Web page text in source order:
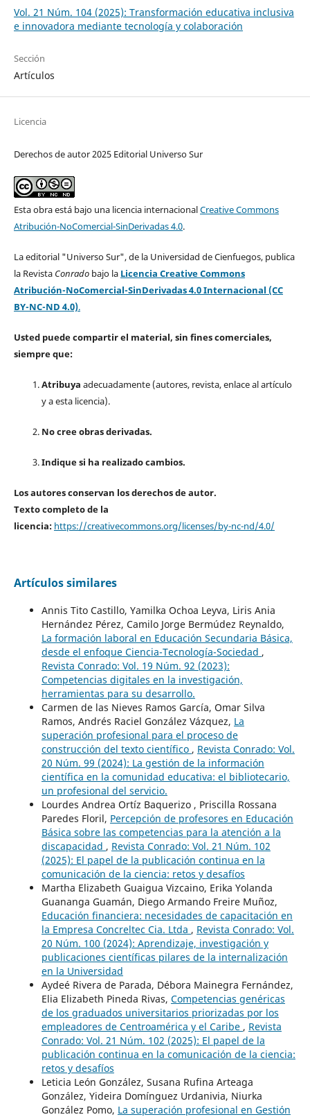
Vol. 21 Núm. 104 (2025): Transformación educativa inclusiva
e innovadora mediante tecnología y colaboración
Sección
Artículos
Licencia
Derechos de autor 2025 Editorial Universo Sur
Esta obra está bajo una licencia internacionalCreative Commons
Atribución-NoComercial-SinDerivadas 4.0.
La editorial "Universo Sur", de la Universidad de Cienfuegos, publica
la Revista Conradobajo la Licencia Creative Commons
Atribución-NoComercial-SinDerivadas 4.0 Internacional (CC
BY-NC-ND 4.0).
Usted puede compartir el material, sin fines comerciales,
siempre que:
Atribuya adecuadamente (autores, revista, enlace al artículo
y a esta licencia).
No cree obras derivadas.
Indique si ha realizado cambios.
Los autores conservan los derechos de autor.
Texto completo de la
licencia: https://creativecommons.org/licenses/by-nc-nd/4.0/
Artículos similares
Annis Tito Castillo, Yamilka Ochoa Leyva, Liris Ania
Hernández Pérez, Camilo Jorge Bermúdez Reynaldo,
La formación laboral en Educación Secundaria Básica,
desde el enfoque Ciencia-Tecnología-Sociedad ,
Revista Conrado: Vol. 19 Núm. 92 (2023):
Competencias digitales en la investigación,
herramientas para su desarrollo.
Carmen de las Nieves Ramos García, Omar Silva
Ramos, Andrés Raciel González Vázquez, La
superación profesional para el proceso de
construcción del texto científico , Revista Conrado: Vol.
20 Núm. 99 (2024): La gestión de la información
científica en la comunidad educativa: el bibliotecario,
un profesional del servicio.
Lourdes Andrea Ortíz Baquerizo , Priscilla Rossana
Paredes Floril, Percepción de profesores en Educación
Básica sobre las competencias para la atención a la
discapacidad , Revista Conrado: Vol. 21 Núm. 102
(2025): El papel de la publicación continua en la
comunicación de la ciencia: retos y desafíos
Martha Elizabeth Guaigua Vizcaino, Erika Yolanda
Guananga Guamán, Diego Armando Freire Muñoz,
Educación financiera: necesidades de capacitación en
la Empresa Concreltec Cia. Ltda , Revista Conrado: Vol.
20 Núm. 100 (2024): Aprendizaje, investigación y
publicaciones científicas pilares de la internalización
en la Universidad
Aydeé Rivera de Parada, Débora Mainegra Fernández,
Elia Elizabeth Pineda Rivas, Competencias genéricas
de los graduados universitarios priorizadas por los
empleadores de Centroamérica y el Caribe , Revista
Conrado: Vol. 21 Núm. 102 (2025): El papel de la
publicación continua en la comunicación de la ciencia:
retos y desafíos
Leticia León González, Susana Rufina Arteaga
González, Yideira Domínguez Urdanivia, Niurka
González Pomo, La superación profesional en Gestión